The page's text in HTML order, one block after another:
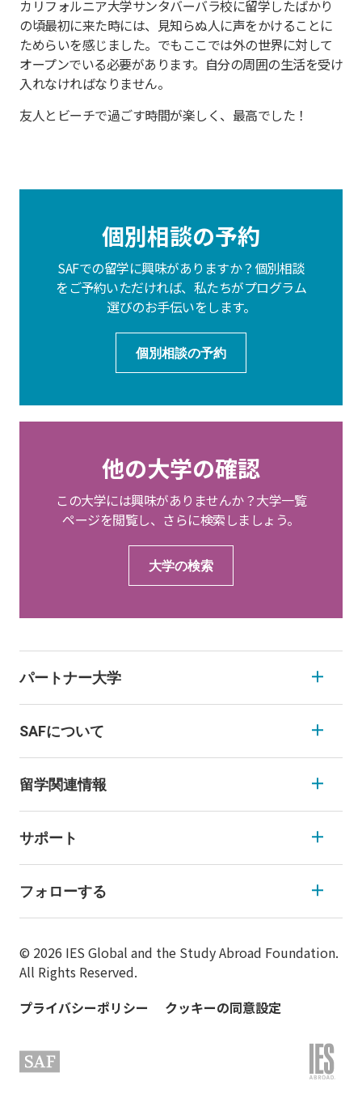
カリフォルニア大学サンタバーバラ校に留学したばかり
の頃最初に来た時には、見知らぬ人に声をかけることに
ためらいを感じました。でもここでは外の世界に対して
オープンでいる必要があります。自分の周囲の生活を受け
入れなければなりません。
友人とビーチで過ごす時間が楽しく、最高でした！
個別相談の予約
SAFでの留学に興味がありますか？個別相談
をご予約いただければ、私たちがプログラム
選びのお手伝いをします。
個別相談の予約
他の大学の確認
この大学には興味がありませんか？大学一覧
ページを閲覧し、さらに検索しましょう。
大学の検索
パートナー大学
SAFについて
留学関連情報
サポート
フォローする
© 2026 IES Global and the Study Abroad Foundation.
All Rights Reserved.
プライバシーポリシー
クッキーの同意設定